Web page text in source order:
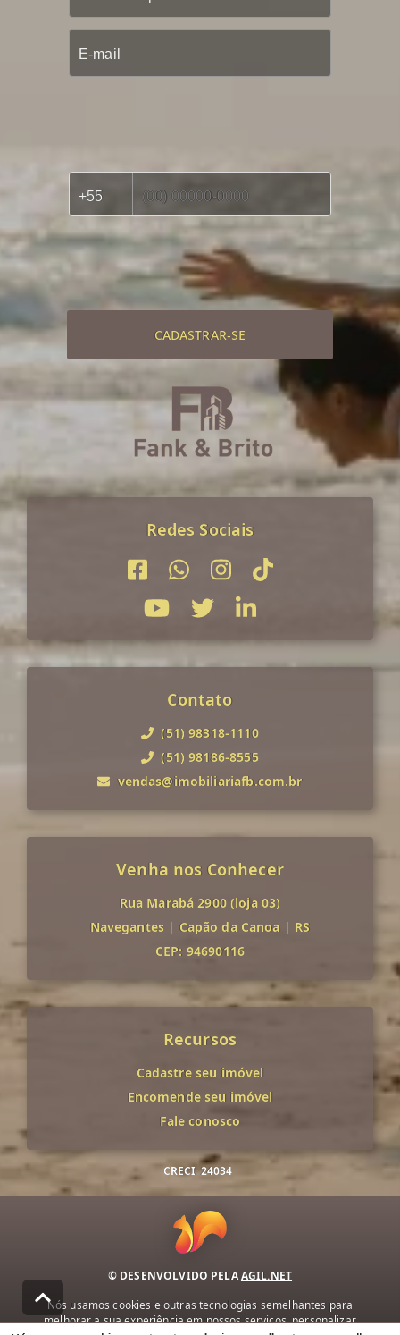
CADASTRAR-SE
Redes Sociais
Contato
(51) 98318-1110
(51) 98186-8555
vendas@imobiliariafb.com.br
Venha nos Conhecer
Rua Marabá 2900 (loja 03)
Navegantes | Capão da Canoa | RS
CEP: 94690116
Recursos
Cadastre seu imóvel
Encomende seu imóvel
Fale conosco
CRECI 24034
© DESENVOLVIDO PELAAGIL.NET
Nós usamos cookies e outras tecnologias semelhantes para
melhorar a sua experiência em nossos serviços, personalizar